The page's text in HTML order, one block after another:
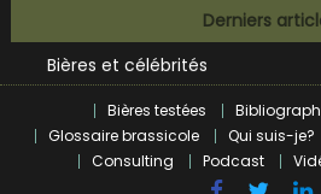
to
content
Derniers
BrewDog racheté par Tilray
Bières et célébrités
L’écosysteme brassicole en
Zoumaï : pionnier de la
L’intelligence artificielle dans le
BrewDog racheté par Tilray
Bières testées
Glossaire brassicole
Qui suis-je?
Consulting
Podcast